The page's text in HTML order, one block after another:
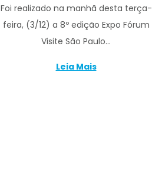
Foi realizado na manhã desta terça-
feira, (3/12) a 8º edição Expo Fórum
Visite São Paulo…
Leia Mais